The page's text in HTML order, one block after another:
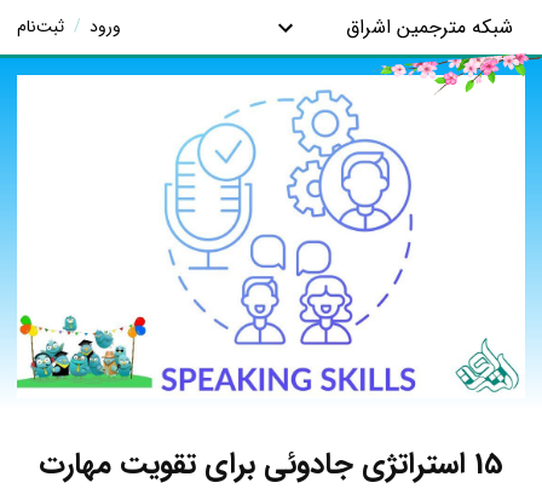
شبکه مترجمین اشراق ورود / ثبت‌نام
15 استراتژی جادوئی برای تقویت مهارت